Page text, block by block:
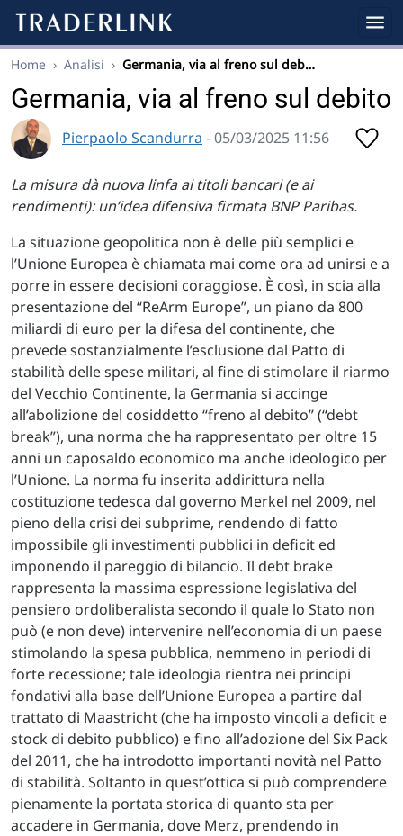
Home › Analisi › Germania, via al freno sul deb…
Germania, via al freno sul debito
Pierpaolo Scandurra - 05/03/2025 11:56
La misura dà nuova linfa ai titoli bancari (e ai
rendimenti): un’idea difensiva firmata BNP Paribas.
La situazione geopolitica non è delle più semplici e
l’Unione Europea è chiamata mai come ora ad unirsi e a
porre in essere decisioni coraggiose. È così, in scia alla
presentazione del “ReArm Europe”, un piano da 800
miliardi di euro per la difesa del continente, che
prevede sostanzialmente l’esclusione dal Patto di
stabilità delle spese militari, al fine di stimolare il riarmo
del Vecchio Continente, la Germania si accinge
all’abolizione del cosiddetto “freno al debito” (“debt
break”), una norma che ha rappresentato per oltre 15
anni un caposaldo economico ma anche ideologico per
l’Unione. La norma fu inserita addirittura nella
costituzione tedesca dal governo Merkel nel 2009, nel
pieno della crisi dei subprime, rendendo di fatto
impossibile gli investimenti pubblici in deficit ed
imponendo il pareggio di bilancio. Il debt brake
rappresenta la massima espressione legislativa del
pensiero ordoliberalista secondo il quale lo Stato non
può (e non deve) intervenire nell’economia di un paese
stimolando la spesa pubblica, nemmeno in periodi di
forte recessione; tale ideologia rientra nei principi
fondativi alla base dell’Unione Europea a partire dal
trattato di Maastricht (che ha imposto vincoli a deficit e
stock di debito pubblico) e fino all’adozione del Six Pack
del 2011, che ha introdotto importanti novità nel Patto
di stabilità. Soltanto in quest’ottica si può comprendere
pienamente la portata storica di quanto sta per
accadere in Germania, dove Merz, prendendo in